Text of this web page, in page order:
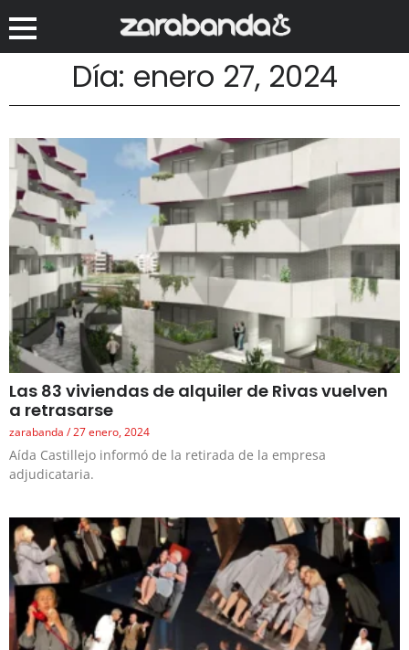
Día: enero 27, 2024
Las 83 viviendas de alquiler de Rivas vuelven
a retrasarse
zarabanda 27 enero, 2024
Aída Castillejo informó de la retirada de la empresa
adjudicataria.